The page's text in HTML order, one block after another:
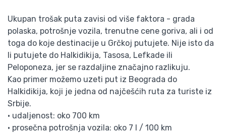
Ukupan trošak puta zavisi od više faktora - grada
polaska, potrošnje vozila, trenutne cene goriva, ali i od
toga do koje destinacije u Grčkoj putujete. Nije isto da
li putujete do Halkidikija, Tasosa, Lefkade ili
Peloponeza, jer se razdaljine značajno razlikuju.
Kao primer možemo uzeti put iz Beograda do
Halkidikija, koji je jedna od najčešćih ruta za turiste iz
Srbije.
• udaljenost: oko 700 km
• prosečna potrošnja vozila: oko 7 l / 100 km